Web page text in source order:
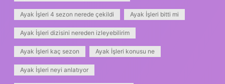
Ayak İşleri 4 sezon nerede çekildi Ayak İşleri bitti mi
Ayak İşleri dizisini nereden izleyebilirim
Ayak İşleri kaç sezon Ayak İşleri konusu ne
Ayak İşleri neyi anlatıyor